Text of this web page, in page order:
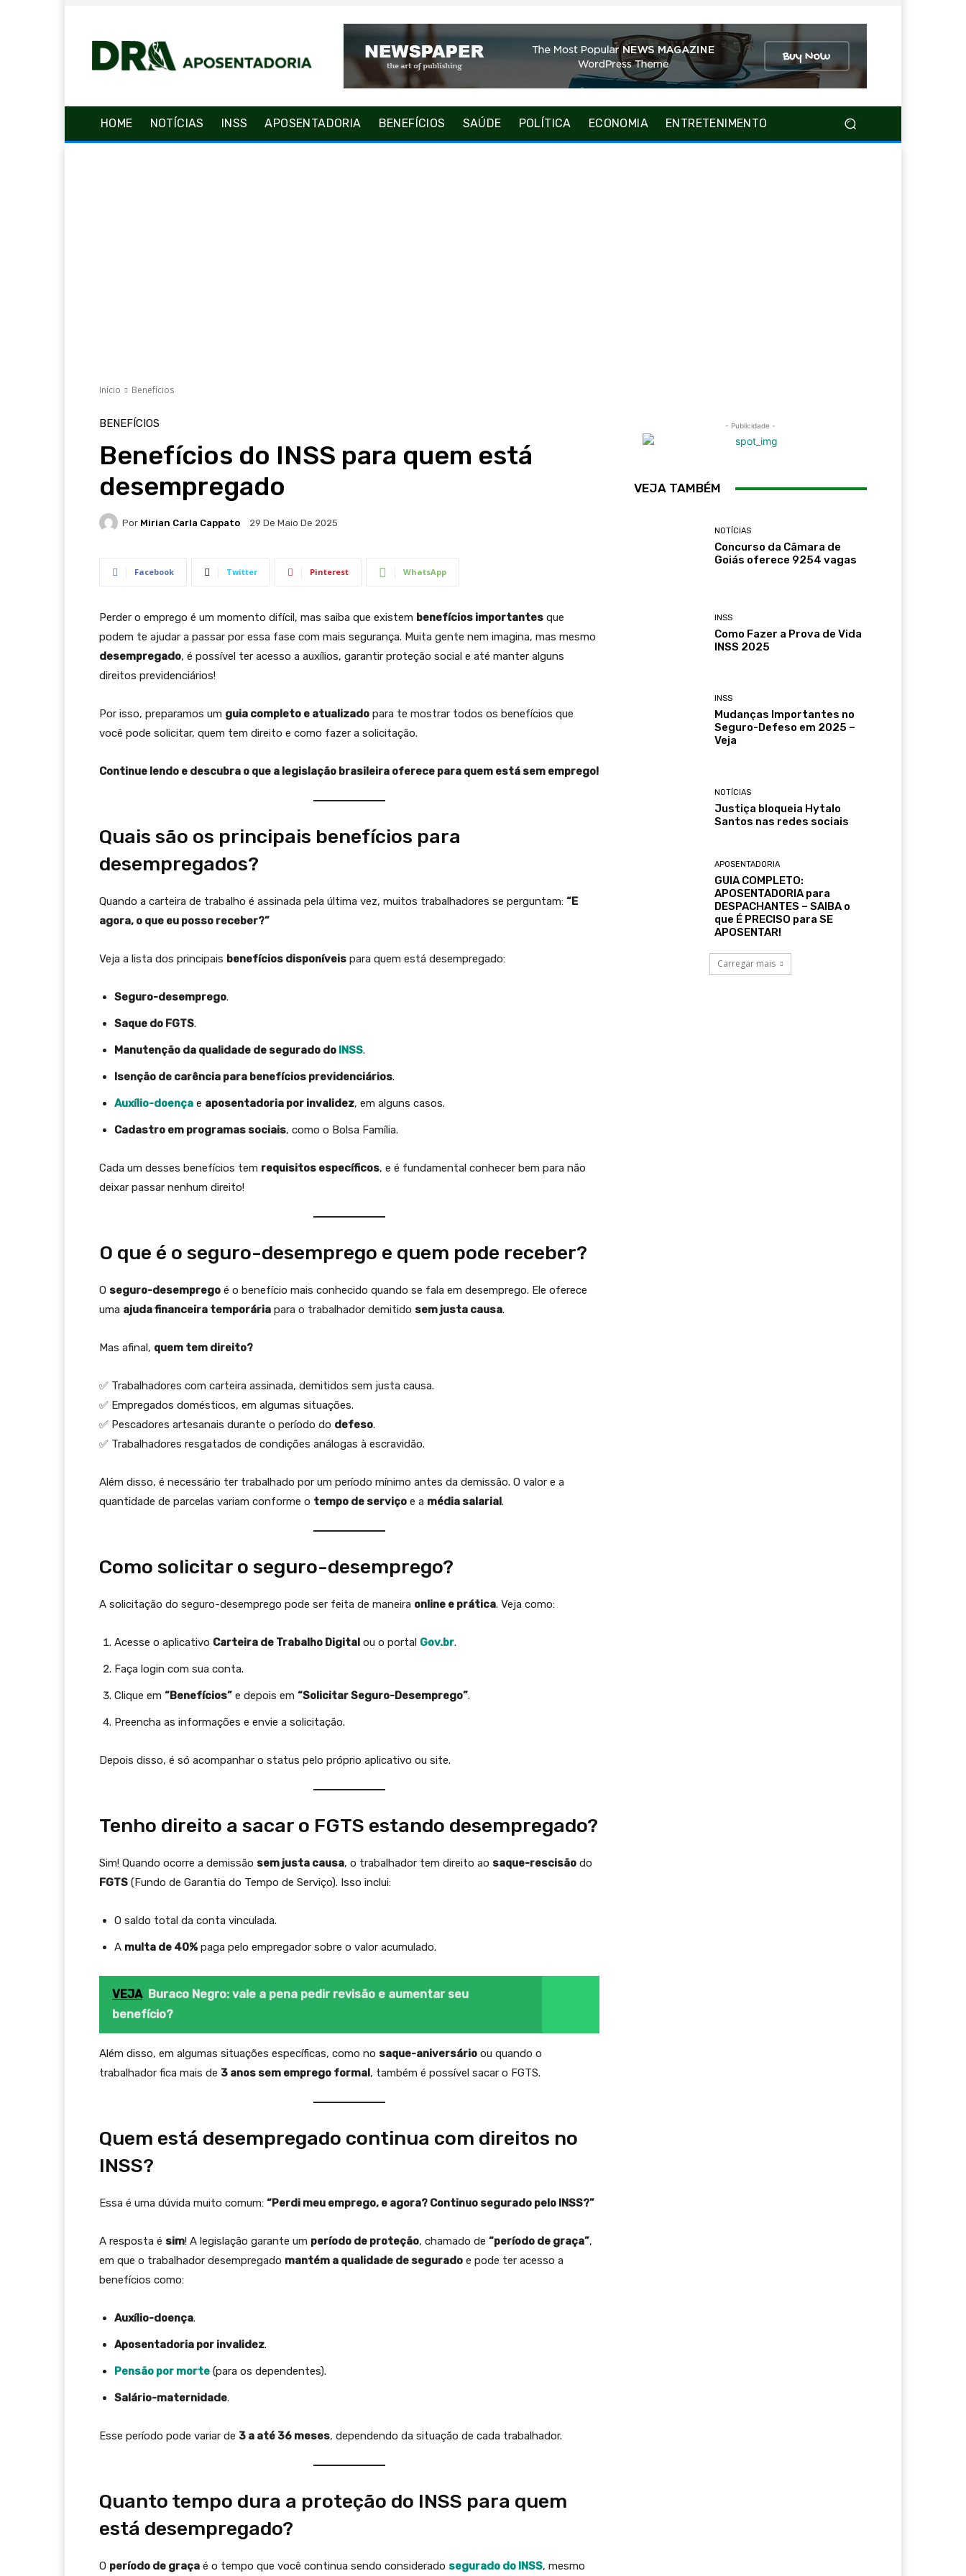
HOME NOTÍCIAS INSS APOSENTADORIA BENEFÍCIOS SAÚDE POLÍTICA ECONOMIA ENTRETENIMENTO
Início Benefícios
BENEFÍCIOS
Benefícios do INSS para quem está
desempregado
Por Mirian Carla Cappato 29 De Maio De 2025
Facebook Twitter Pinterest WhatsApp
Perder o emprego é um momento difícil, mas saiba que existem benefícios importantes que
podem te ajudar a passar por essa fase com mais segurança. Muita gente nem imagina, mas mesmo
desempregado, é possível ter acesso a auxílios, garantir proteção social e até manter alguns
direitos previdenciários!
Por isso, preparamos um guia completo e atualizado para te mostrar todos os benefícios que
você pode solicitar, quem tem direito e como fazer a solicitação.
Continue lendo e descubra o que a legislação brasileira oferece para quem está sem emprego!
Quais são os principais benefícios para
desempregados?
Quando a carteira de trabalho é assinada pela última vez, muitos trabalhadores se perguntam: “E
agora, o que eu posso receber?”
Veja a lista dos principais benefícios disponíveis para quem está desempregado:
Seguro-desemprego.
Saque do FGTS.
Manutenção da qualidade de segurado do INSS.
Isenção de carência para benefícios previdenciários.
Auxílio-doença e aposentadoria por invalidez, em alguns casos.
Cadastro em programas sociais, como o Bolsa Família.
Cada um desses benefícios tem requisitos específicos, e é fundamental conhecer bem para não
deixar passar nenhum direito!
O que é o seguro-desemprego e quem pode receber?
O seguro-desemprego é o benefício mais conhecido quando se fala em desemprego. Ele oferece
uma ajuda financeira temporária para o trabalhador demitido sem justa causa.
Mas afinal, quem tem direito?
✅ Trabalhadores com carteira assinada, demitidos sem justa causa.
✅ Empregados domésticos, em algumas situações.
✅ Pescadores artesanais durante o período do defeso.
✅ Trabalhadores resgatados de condições análogas à escravidão.
Além disso, é necessário ter trabalhado por um período mínimo antes da demissão. O valor e a
quantidade de parcelas variam conforme o tempo de serviço e a média salarial.
Como solicitar o seguro-desemprego?
A solicitação do seguro-desemprego pode ser feita de maneira online e prática. Veja como:
Acesse o aplicativo Carteira de Trabalho Digital ou o portal Gov.br.
Faça login com sua conta.
Clique em “Benefícios” e depois em “Solicitar Seguro-Desemprego”.
Preencha as informações e envie a solicitação.
Depois disso, é só acompanhar o status pelo próprio aplicativo ou site.
Tenho direito a sacar o FGTS estando desempregado?
Sim! Quando ocorre a demissão sem justa causa, o trabalhador tem direito ao saque-rescisão do
FGTS (Fundo de Garantia do Tempo de Serviço). Isso inclui:
O saldo total da conta vinculada.
A multa de 40% paga pelo empregador sobre o valor acumulado.
VEJA Buraco Negro: vale a pena pedir revisão e aumentar seu
benefício?
Além disso, em algumas situações específicas, como no saque-aniversário ou quando o
trabalhador fica mais de 3 anos sem emprego formal, também é possível sacar o FGTS.
Quem está desempregado continua com direitos no
INSS?
Essa é uma dúvida muito comum: “Perdi meu emprego, e agora? Continuo segurado pelo INSS?”
A resposta é sim! A legislação garante um período de proteção, chamado de “período de graça”,
em que o trabalhador desempregado mantém a qualidade de segurado e pode ter acesso a
benefícios como:
Auxílio-doença.
Aposentadoria por invalidez.
Pensão por morte (para os dependentes).
Salário-maternidade.
Esse período pode variar de 3 a até 36 meses, dependendo da situação de cada trabalhador.
Quanto tempo dura a proteção do INSS para quem
está desempregado?
O período de graça é o tempo que você continua sendo considerado segurado do INSS, mesmo
- Publicidade -
VEJA TAMBÉM
NOTÍCIAS
Concurso da Câmara de
Goiás oferece 9254 vagas
INSS
Como Fazer a Prova de Vida
INSS 2025
INSS
Mudanças Importantes no
Seguro-Defeso em 2025 –
Veja
NOTÍCIAS
Justiça bloqueia Hytalo
Santos nas redes sociais
APOSENTADORIA
GUIA COMPLETO:
APOSENTADORIA para
DESPACHANTES – SAIBA o
que É PRECISO para SE
APOSENTAR!
Carregar mais